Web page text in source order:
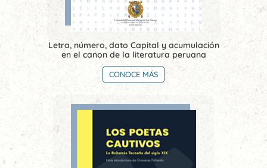
Letra, número, dato Capital y acumulación
en el canon de la literatura peruana
CONOCE MÁS